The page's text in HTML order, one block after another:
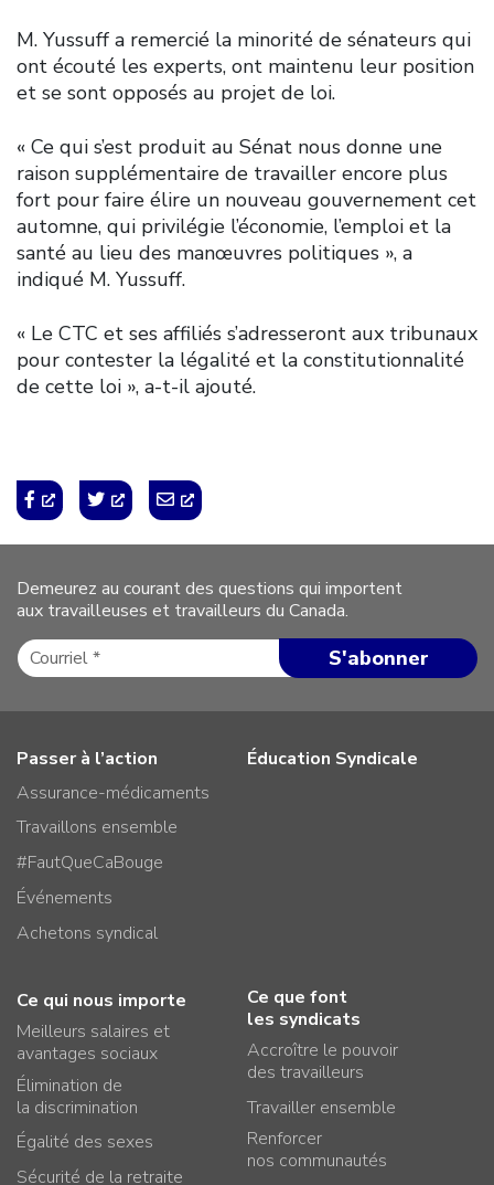
M. Yussuff a remercié la minorité de sénateurs qui
ont écouté les experts, ont maintenu leur position
et se sont opposés au projet de loi.
« Ce qui s’est produit au Sénat nous donne une
raison supplémentaire de travailler encore plus
fort pour faire élire un nouveau gouvernement cet
automne, qui privilégie l’économie, l’emploi et la
santé au lieu des manœuvres politiques », a
indiqué M. Yussuff.
« Le CTC et ses affiliés s’adresseront aux tribunaux
pour contester la légalité et la constitutionnalité
de cette loi », a-t-il ajouté.
Demeurez au courant des questions qui importent
aux travailleuses et travailleurs du Canada.
Passer à l’action
Assurance-médicaments
Travaillons ensemble
#FautQueCaBouge
Événements
Achetons syndical
Éducation Syndicale
Ce qui nous importe
Meilleurs salaires et
avantages sociaux
Élimination de
la discrimination
Égalité des sexes
Sécurité de la retraite
Ce que font
les syndicats
Accroître le pouvoir
des travailleurs
Travailler ensemble
Renforcer
nos communautés